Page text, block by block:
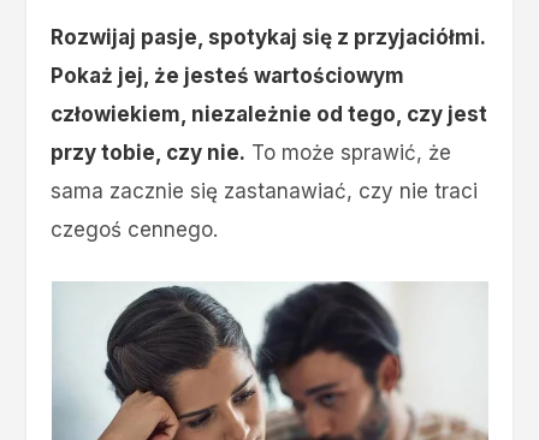
Rozwijaj pasje, spotykaj się z przyjaciółmi.
Pokaż jej, że jesteś wartościowym
człowiekiem, niezależnie od tego, czy jest
przy tobie, czy nie. To może sprawić, że
sama zacznie się zastanawiać, czy nie traci
czegoś cennego.